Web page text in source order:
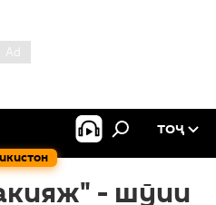
ТОҶ
- шӯии